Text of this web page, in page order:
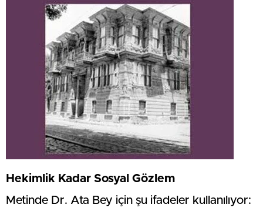
Hekimlik Kadar Sosyal Gözlem
Metinde Dr. Ata Bey için şu ifadeler kullanılıyor: